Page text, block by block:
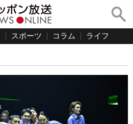
スポーツ コラム ライフ